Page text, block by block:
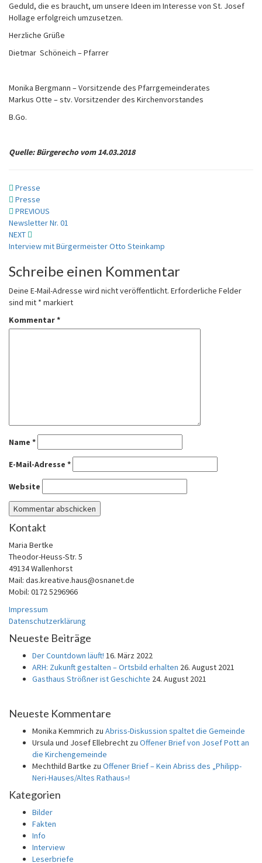
Geduld, die es braucht, um unsere Ideen im Interesse von St. Josef
Hollage erfolgreich umzusetzen.
Herzliche Grüße
Dietmar Schöneich – Pfarrer
Monika Bergmann – Vorsitzende des Pfarrgemeinderates
Markus Otte – stv. Vorsitzender des Kirchenvorstandes
B.Go.
Quelle: Bürgerecho vom 14.03.2018
Presse
Presse
Post
navigation
PREVIOUS
Newsletter Nr. 01
NEXT
Interview mit Bürgermeister Otto Steinkamp
Schreibe einen Kommentar
Deine E-Mail-Adresse wird nicht veröffentlicht. Erforderliche Felder
sind mit * markiert
Kommentar*
Name *
E-Mail-Adresse *
Website
Kontakt
Maria Bertke
Theodor-Heuss-Str. 5
49134 Wallenhorst
Mail: das.kreative.haus@osnanet.de
Mobil: 0172 5296966
Impressum
Datenschutzerklärung
Neueste Beiträge
Der Countdown läuft! 16. März 2022
ARH: Zukunft gestalten – Ortsbild erhalten 26. August 2021
Gasthaus Strößner ist Geschichte 24. August 2021
Neueste Kommentare
Monika Kemmrich zu Abriss-Diskussion spaltet die Gemeinde
Ursula und Josef Ellebrecht zu Offener Brief von Josef Pott an
die Kirchengemeinde
Mechthild Bartke zu Offener Brief – Kein Abriss des „Philipp-
Neri-Hauses/Altes Rathaus»!
Kategorien
Bilder
Fakten
Info
Interview
Leserbriefe